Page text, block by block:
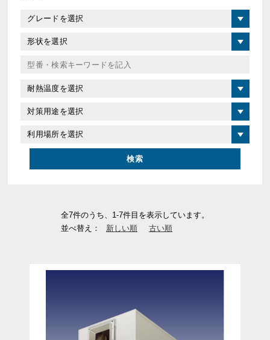
全7件のうち、1-7件目を表示しています。
並べ替え：
新しい順 古い順